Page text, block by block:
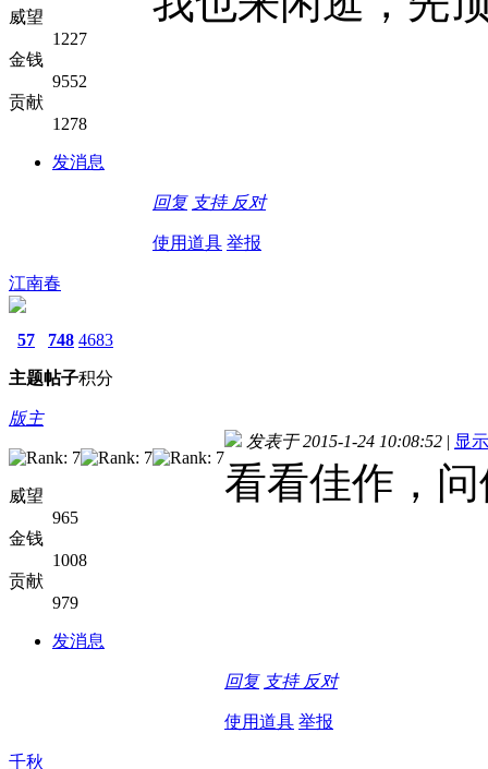
威望
1227
金钱
9552
贡献
1278
发消息
回复 支持 反对
使用道具 举报
江南春
57
主题
748
帖子
4683
积分
版主
威望
965
金钱
1008
贡献
979
发消息
发表于 2015-1-24 10:08:52 | 显
看看佳作，
回复 支持 反对
使用道具 举报
千秋